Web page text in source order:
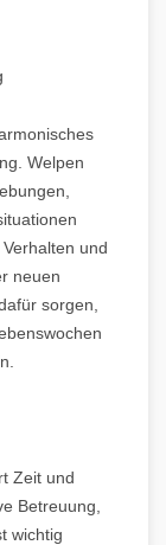
Welpen
und
neuen
sorgen,
Zeit und
Betreuung,
wichtig